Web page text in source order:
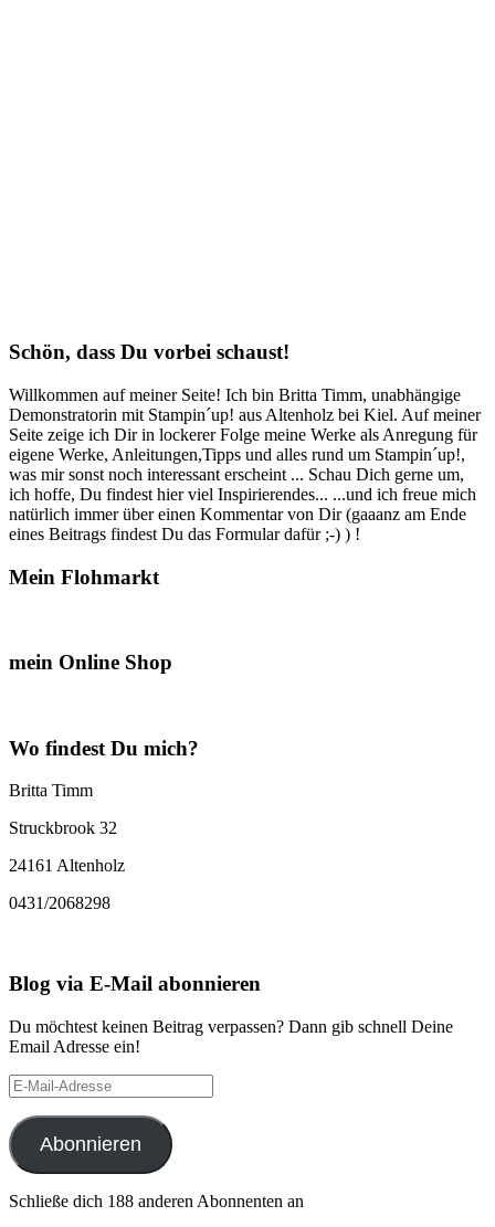
Schön, dass Du vorbei schaust!
Willkommen auf meiner Seite! Ich bin Britta Timm, unabhängige
Demonstratorin mit Stampin´up! aus Altenholz bei Kiel. Auf meiner
Seite zeige ich Dir in lockerer Folge meine Werke als Anregung für
eigene Werke, Anleitungen,Tipps und alles rund um Stampin´up!,
was mir sonst noch interessant erscheint ... Schau Dich gerne um,
ich hoffe, Du findest hier viel Inspirierendes... ...und ich freue mich
natürlich immer über einen Kommentar von Dir (gaaanz am Ende
eines Beitrags findest Du das Formular dafür ;-) ) !
Mein Flohmarkt
mein Online Shop
Wo findest Du mich?
Britta Timm
Struckbrook 32
24161 Altenholz
0431/2068298
Blog via E-Mail abonnieren
Du möchtest keinen Beitrag verpassen? Dann gib schnell Deine
Email Adresse ein!
E-
Mail-
Adresse
Abonnieren
Schließe dich 188 anderen Abonnenten an